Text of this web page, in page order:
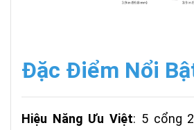
Đặc Điểm Nổi
Hiệu Năng Ưu Việt: 5 cổng